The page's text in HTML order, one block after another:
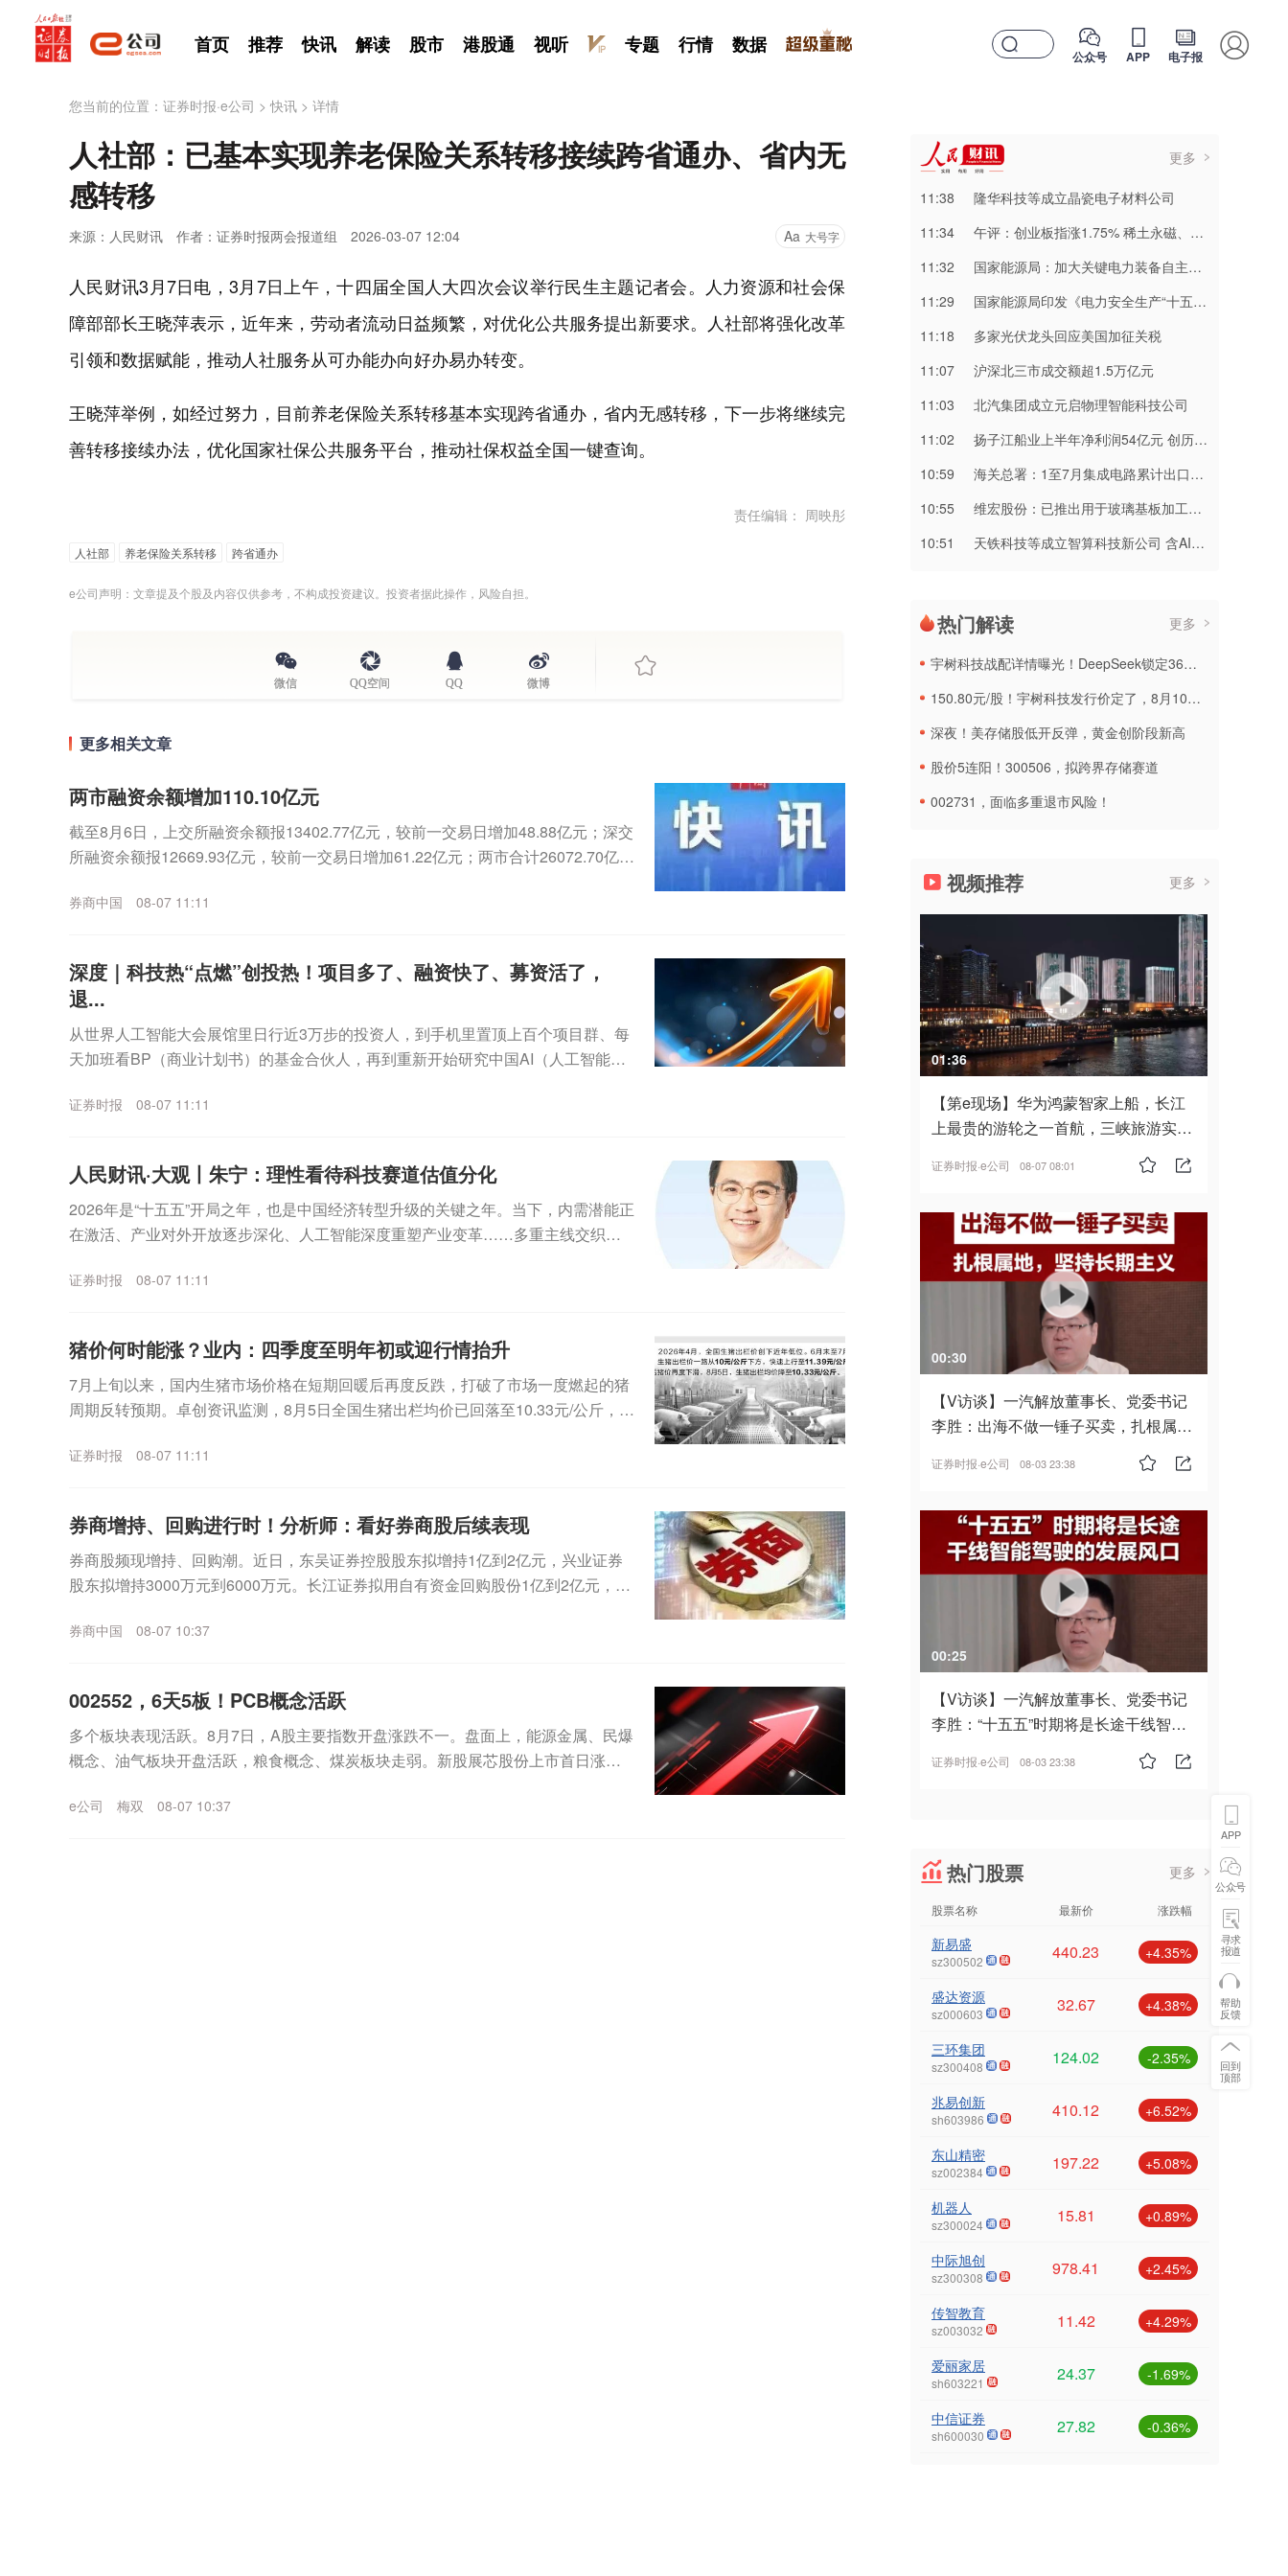
首页 推荐 快讯 解读 股市 港股通 视听 专题 行情 数据 公众号 APP 电子报
您当前的位置： 证券时报·e公司 >快讯 > 详情
人社部：已基本实现养老保险关系转移接续跨省通办、省内无
感转移
来源：人民财讯 作者：证券时报两会报道组 2026-03-07 12:04 Aa 大号字
人民财讯3月7日电，3月7日上午，十四届全国人大四次会议举行民生主题记者会。人力资源和社会保
障部部长王晓萍表示，近年来，劳动者流动日益频繁，对优化公共服务提出新要求。人社部将强化改革
引领和数据赋能，推动人社服务从可办能办向好办易办转变。
王晓萍举例，如经过努力，目前养老保险关系转移基本实现跨省通办，省内无感转移，下一步将继续完
善转移接续办法，优化国家社保公共服务平台，推动社保权益全国一键查询。
责任编辑： 周映彤
人社部 养老保险关系转移 跨省通办
e公司声明：文章提及个股及内容仅供参考，不构成投资建议。投资者据此操作，风险自担。
微信 QQ空间 QQ 微博
更多相关文章
两市融资余额增加110.10亿元
截至8月6日，上交所融资余额报13402.77亿元，较前一交易日增加48.88亿元；深交
所融资余额报12669.93亿元，较前一交易日增加61.22亿元；两市合计26072.70亿
券商中国 08-07 11:11
深度｜科技热“点燃”创投热！项目多了、融资快了、募资活了，
退...
从世界人工智能大会展馆里日行近3万步的投资人，到手机里置顶上百个项目群、每
天加班看BP（商业计划书）的基金合伙人，再到重新开始研究中国AI（人工智能）
证券时报 08-07 11:11
人民财讯·大观丨朱宁：理性看待科技赛道估值分化
2026年是“十五五”开局之年，也是中国经济转型升级的关键之年。当下，内需潜能正
在激活、产业对外开放逐步深化、人工智能深度重塑产业变革……多重主线交织并
证券时报 08-07 11:11
猪价何时能涨？业内：四季度至明年初或迎行情抬升
7月上旬以来，国内生猪市场价格在短期回暖后再度反跌，打破了市场一度燃起的猪
周期反转预期。卓创资讯监测，8月5日全国生猪出栏均价已回落至10.33元/公斤，再
证券时报 08-07 11:11
券商增持、回购进行时！分析师：看好券商股后续表现
券商股频现增持、回购潮。近日，东吴证券控股股东拟增持1亿到2亿元，兴业证券
股东拟增持3000万元到6000万元。长江证券拟用自有资金回购股份1亿到2亿元，华
券商中国 08-07 10:37
002552，6天5板！PCB概念活跃
多个板块表现活跃。8月7日，A股主要指数开盘涨跌不一。盘面上，能源金属、民爆
概念、油气板块开盘活跃，粮食概念、煤炭板块走弱。新股展芯股份上市首日涨逾3
e公司 梅双 08-07 10:37
更多
11:38
隆华科技等成立晶瓷电子材料公司
11:34
午评：创业板指涨1.75% 稀土永磁、PCB等概念板块走强
11:32
国家能源局：加大关键电力装备自主研发 推动电力芯片、特高压组部件等关键技术突破
11:29
国家能源局印发《电力安全生产“十五五”行动计划》
11:18
多家光伏龙头回应美国加征关税
11:07
​沪深北三市成交额超1.5万亿元
11:03
北汽集团成立元启物理智能科技公司
11:02
扬子江船业上半年净利润54亿元 创历史新高
10:59
海关总署：1至7月集成电路累计出口金额达2160.2亿美元 同比增长99.5%
10:55
维宏股份：已推出用于玻璃基板加工的切裂一体化产品
10:51
天铁科技等成立智算科技新公司 含AI相关业务
热门解读 更多
宇树科技战配详情曝光！DeepSeek锁定36个月，社保基金多个组合参与
150.80元/股！宇树科技发行价定了，8月10日申购
深夜！美存储股低开反弹，黄金创阶段新高
股价5连阳！300506，拟跨界存储赛道
002731，面临多重退市风险！
视频推荐 更多
01:36
【第e现场】华为鸿蒙智家上船，长江
上最贵的游轮之一首航，三峡旅游实
证券时报·e公司 08-07 08:01
00:30
【V访谈】一汽解放董事长、党委书记
李胜：出海不做一锤子买卖，扎根属
证券时报·e公司 08-03 23:38
00:25
【V访谈】一汽解放董事长、党委书记
李胜：“十五五”时期将是长途干线智能
证券时报·e公司 08-03 23:38
热门股票 更多
股票名称 最新价 涨跌幅
新易盛
sz300502 440.23 +4.35%
盛达资源
sz000603 32.67 +4.38%
三环集团
sz300408 124.02 -2.35%
兆易创新
sh603986 410.12 +6.52%
东山精密
sz002384 197.22 +5.08%
机器人
sz300024 15.81 +0.89%
中际旭创
sz300308 978.41 +2.45%
传智教育
sz003032 11.42 +4.29%
爱丽家居
sh603221 24.37 -1.69%
中信证券
sh600030 27.82 -0.36%
APP
公众号
寻求
报道
帮助
反馈
回到
顶部